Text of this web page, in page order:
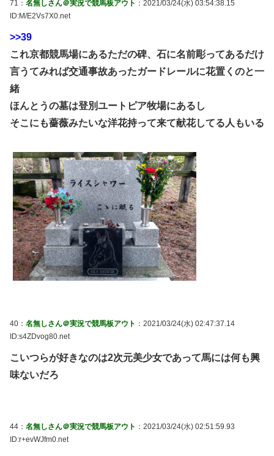
71： 名無しさん＠実況で競馬板アウト ：2021/03/24(水) 03:54:38.15
ID:M/E2Vs7X0.net
>>39
これ京都競馬場にあるただの碑、石に名前彫ってあるだけ
言うてみれば交通事故あったガードレールに花置くのと一
緒
ほんとうの墓は登別ユートピア牧場にあるし
そこにも薔薇みたいな洋花持って来て献花してる人もいる
40： 名無しさん＠実況で競馬板アウト ：2021/03/24(水) 02:47:37.14
ID:s4ZDvog80.net
こいつらが好きなのは2次元美少女であって馬には何も興
味ないだろ
44： 名無しさん＠実況で競馬板アウト ：2021/03/24(水) 02:51:59.93
ID:r+evWJfm0.net